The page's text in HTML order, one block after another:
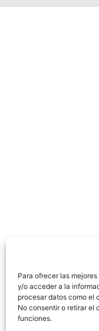
Para ofrecer las
y/o acceder a la
procesar datos como el
No consentir o retirar el
funciones.